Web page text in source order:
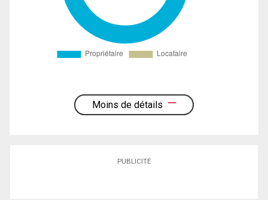
Moins de détails
PUBLICITÉ